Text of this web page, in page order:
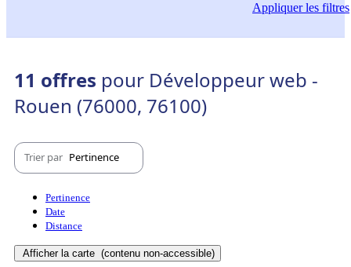
Appliquerles filtres
11 offres pour Développeur web -
Rouen (76000, 76100)
Trier par Pertinence
Pertinence
Date
Distance
Afficher la carte (contenu non-accessible)